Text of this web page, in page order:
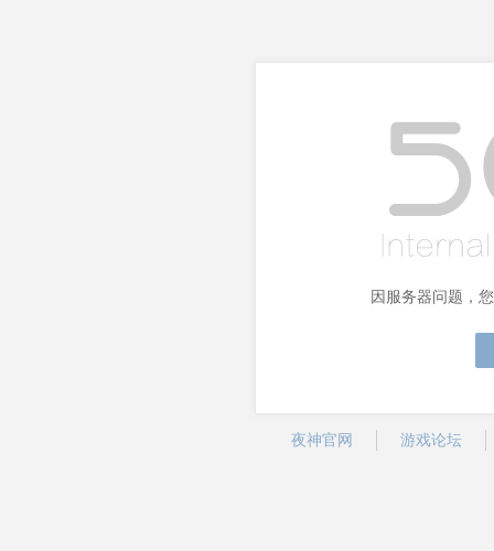
因服务器问题，
夜神官网 游戏论坛